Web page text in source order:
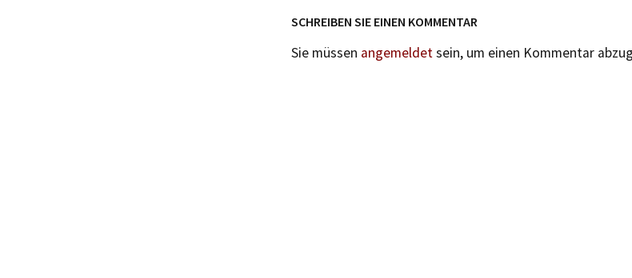
SCHREIBEN SIE EINEN KOMMENTAR
Sie müssen angemeldetsein, um einen Kommentar